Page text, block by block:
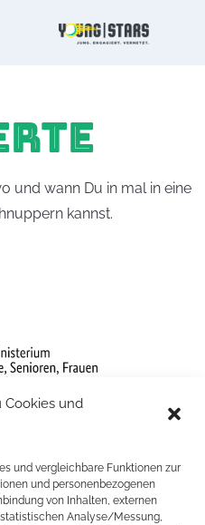
Cookies und
und vergleichbare Funktionen zur
und personenbezogenen
von Inhalten, externen
Analyse/Messung,
und wann Du in mal in eine
kannst.
VON: